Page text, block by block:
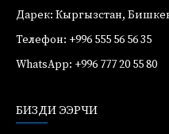
Дарек: Кыргызстан,
Телефон: +996 555 56 56 35
WhatsApp: +996 777 20 55 80
БИЗДИ ЭЭРЧИ